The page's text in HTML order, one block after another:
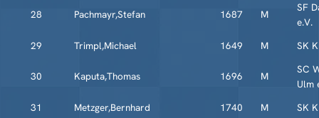
28 Pachmayr,Stefan 1687 M
SF
e.V.
29
Trimpl,Michael 1649 M SK
30 Kaputa,Thomas 1696 M
SC
Ulm
31
Metzger,Bernhard 1740 M
SK